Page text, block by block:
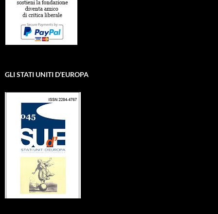
GLI STATI UNITI D’EUROPA